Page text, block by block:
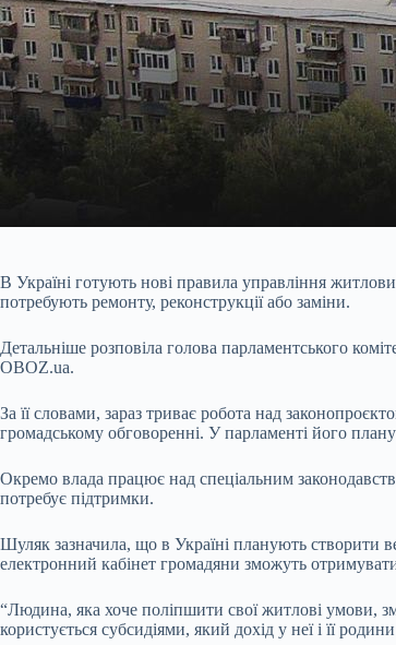
В Україні готують нові правила управління
потребують ремонту, реконструкції або заміни.
Детальніше розповіла голова парламентського
OBOZ.ua.
За її словами, зараз триває робота над
громадському обговоренні. У парламенті його
Окремо влада працює над спеціальним
потребує підтримки.
Шуляк зазначила, що в Україні планують створити
електронний кабінет громадяни зможуть
“Людина, яка хоче поліпшити свої житлові умови,
користується субсидіями, який дохід у неї і її